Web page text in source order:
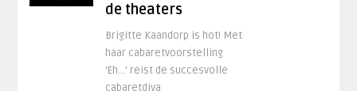
de theaters
Brigitte Kaandorp is hot! Met
haar cabaretvoorstelling
‘Eh…’ reist de succesvolle
cabaretdiva